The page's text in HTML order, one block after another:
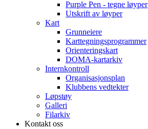
Purple Pen - tegne løyper
Utskrift av løyper
Kart
Grunneiere
Karttegningsprogrammer
Orienteringskart
DOMA-kartarkiv
Internkontroll
Organisasjonsplan
Klubbens vedtekter
Løpstøy
Galleri
Filarkiv
Kontakt oss